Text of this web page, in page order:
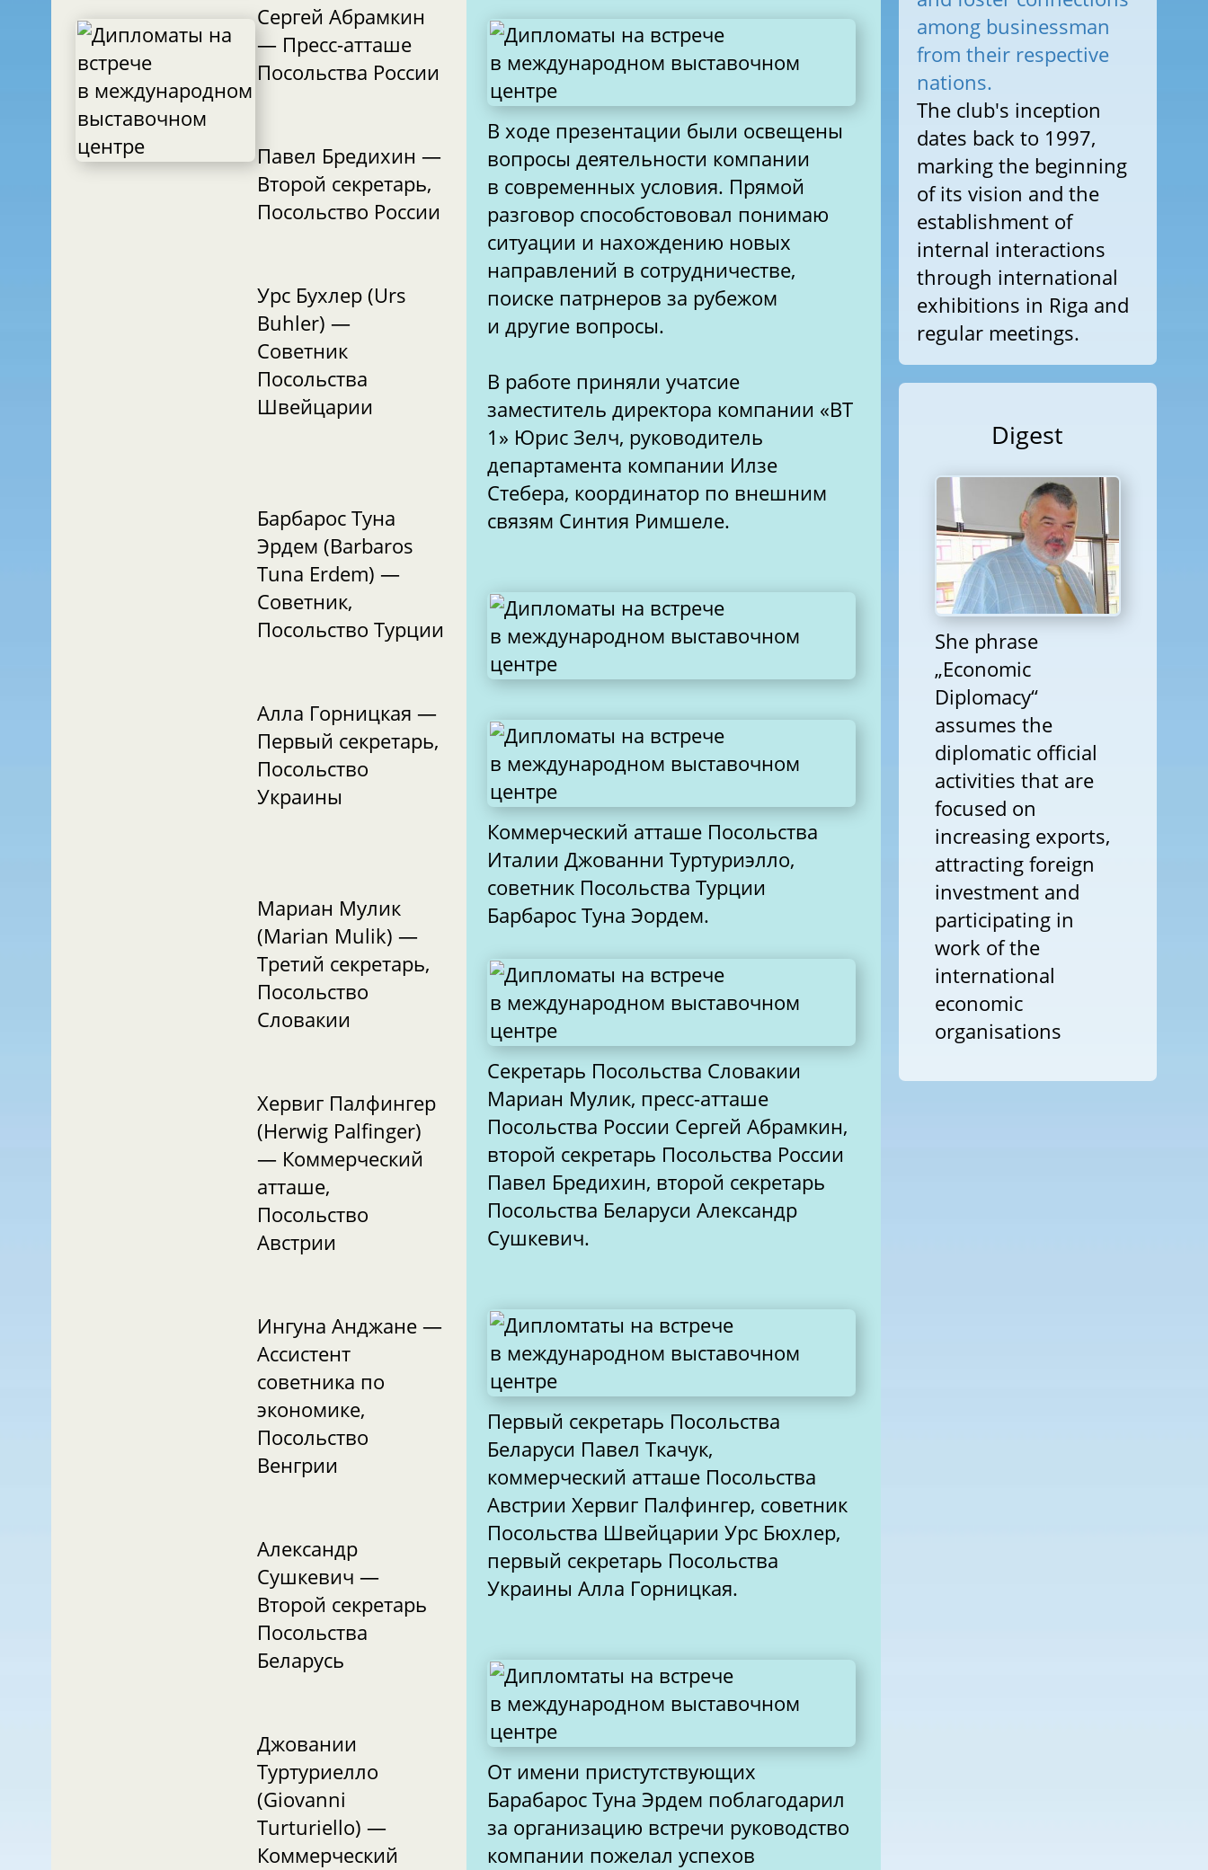
Сергей Абрамкин
— Пресс-атташе
Посольства России
Павел Бредихин —
Второй секретарь,
Посольство России
Урс Бухлер (Urs
Buhler) —
Советник
Посольства
Швейцарии
Барбарос Туна
Эрдем (Barbaros
Tuna Erdem) —
Советник,
Посольство Турции
Алла Горницкая —
Первый секретарь,
Посольство
Украины
Мариан Мулик
(Marian Mulik) —
Третий секретарь,
Посольство
Словакии
Хервиг Палфингер
(Herwig Palfinger)
— Коммерческий
атташе,
Посольство
Австрии
Ингуна Анджане —
Ассистент
советника по
экономике,
Посольство
Венгрии
Александр
Сушкевич —
Второй секретарь
Посольства
Беларусь
Джовании
Туртуриелло
(Giovanni
Turturiello) —
Коммерческий
В ходе презентации были освещены
вопросы деятельности компании
в современных условия. Прямой
разговор способстововал понимаю
ситуации и нахождению новых
направлений в сотрудничестве,
поиске патрнеров за рубежом
и другие вопросы.
В работе приняли учатсие
заместитель директора компании «ВТ
1» Юрис Зелч, руководитель
департамента компании Илзе
Стебера, координатор по внешним
связям Синтия Римшеле.
Коммерческий атташе Посольства
Италии Джованни Туртуриэлло,
советник Посольства Турции
Барбарос Туна Эордем.
Секретарь Посольства Словакии
Мариан Мулик, пресс-атташе
Посольства России Сергей Абрамкин,
второй секретарь Посольства России
Павел Бредихин, второй секретарь
Посольства Беларуси Александр
Сушкевич.
Первый секретарь Посольства
Беларуси Павел Ткачук,
коммерческий атташе Посольства
Австрии Хервиг Палфингер, советник
Посольства Швейцарии Урс Бюхлер,
первый секретарь Посольства
Украины Алла Горницкая.
От имени пристутствующих
Барабарос Туна Эрдем поблагодарил
за организацию встречи руководство
компании пожелал успехов
among businessman
from their respective
nations.
The club's inception
dates back to 1997,
marking the beginning
of its vision and the
establishment of
internal interactions
through international
exhibitions in Riga and
regular meetings.
Digest
She phrase
„Economic
Diplomacy“
assumes the
diplomatic official
activities that are
focused on
increasing exports,
attracting foreign
investment and
participating in
work of the
international
economic
organisations